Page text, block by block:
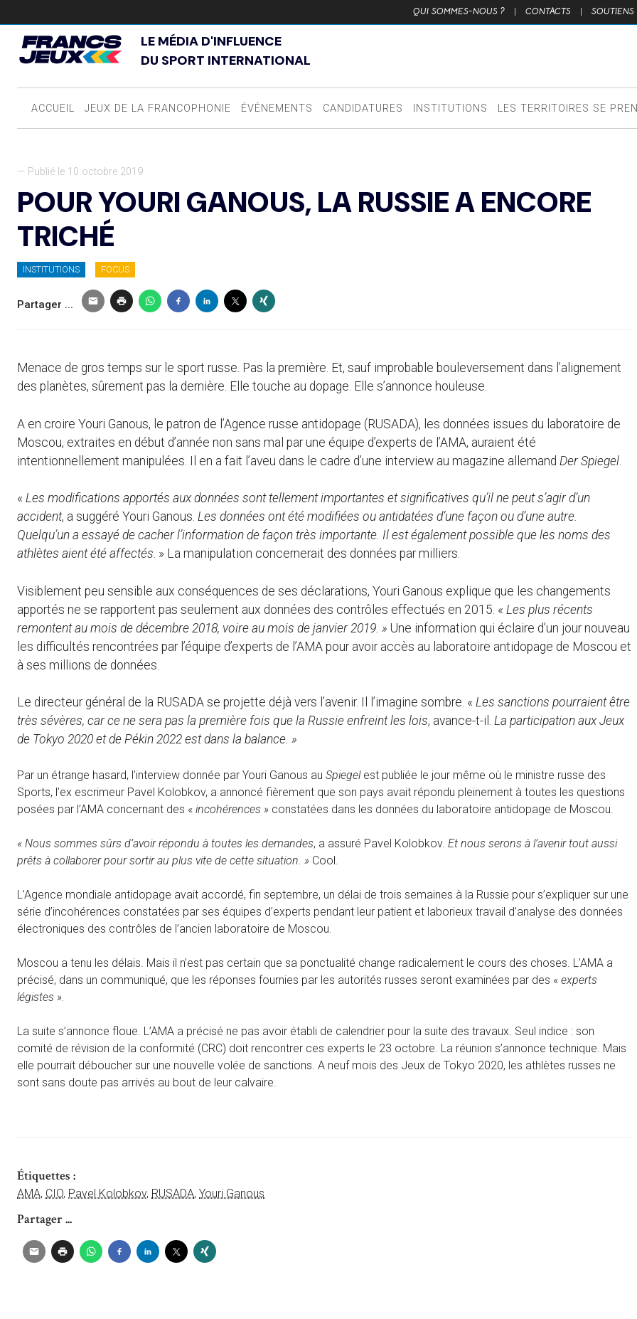
QUI SOMMES-NOUS ? | CONTACTS | SOUTIENS
LE MÉDIA D'INFLUENCE
DU SPORT INTERNATIONAL
ACCUEIL JEUX DE LA FRANCOPHONIE ÉVÉNEMENTS CANDIDATURES INSTITUTIONS LES TERRITOIRES SE
— Publié le 10 octobre 2019
POUR YOURI GANOUS, LA RUSSIE A ENCORE
TRICHÉ
INSTITUTIONS FOCUS
Partager ...
Menace de gros temps sur le sport russe. Pas la première. Et, sauf improbable bouleversement dans l’alignement
des planètes, sûrement pas la dernière. Elle touche au dopage. Elle s’annonce houleuse.
A en croire Youri Ganous, le patron de l’Agence russe antidopage (RUSADA), les données issues du laboratoire de
Moscou, extraites en début d’année non sans mal par une équipe d’experts de l’AMA, auraient été
intentionnellement manipulées. Il en a fait l’aveu dans le cadre d’une interview au magazine allemand Der Spiegel
« Les modifications apportés aux données sont tellement importantes et significatives qu’il ne peut s’agir d’un
accident, a suggéré Youri Ganous. Les données ont été modifiées ou antidatées d’une façon ou d’une autre.
Quelqu’un a essayé de cacher l’information de façon très importante. Il est également possible que les noms des
athlètes aient été affectés. » La manipulation concernerait des données par milliers.
Visiblement peu sensible aux conséquences de ses déclarations, Youri Ganous explique que les changements
apportés ne se rapportent pas seulement aux données des contrôles effectués en 2015. « Les plus récents
remontent au mois de décembre 2018, voire au mois de janvier 2019. » Une information qui éclaire d’un jour nouveau
les difficultés rencontrées par l’équipe d’experts de l’AMA pour avoir accès au laboratoire antidopage de Moscou et
à ses millions de données.
Le directeur général de la RUSADA se projette déjà vers l’avenir. Il l’imagine sombre. « Les sanctions pourraient être
très sévères, car ce ne sera pas la première fois que la Russie enfreint les lois, avance-t-il. La participation aux Jeux
de Tokyo 2020 et de Pékin 2022 est dans la balance. »
Par un étrange hasard, l’interview donnée par Youri Ganous au Spiegelest publiée le jour même où le ministre russe des
Sports, l’ex escrimeur Pavel Kolobkov, a annoncé fièrement que son pays avait répondu pleinement à toutes les questions
posées par l’AMA concernant des « incohérences » constatées dans les données du laboratoire antidopage de Moscou.
« Nous sommes sûrs d’avoir répondu à toutes les demandes, a assuré Pavel Kolobkov. Et nous serons à l’avenir tout aussi
prêts à collaborer pour sortir au plus vite de cette situation. » Cool.
L’Agence mondiale antidopage avait accordé, fin septembre, un délai de trois semaines à la Russie pour s’expliquer sur une
série d’incohérences constatées par ses équipes d’experts pendant leur patient et laborieux travail d’analyse des données
électroniques des contrôles de l’ancien laboratoire de Moscou.
Moscou a tenu les délais. Mais il n’est pas certain que sa ponctualité change radicalement le cours des choses. L’AMA a
précisé, dans un communiqué, que les réponses fournies par les autorités russes seront examinées par des « experts
légistes ».
La suite s’annonce floue. L’AMA a précisé ne pas avoir établi de calendrier pour la suite des travaux. Seul indice : son
comité de révision de la conformité (CRC) doit rencontrer ces experts le 23 octobre. La réunion s’annonce technique. Mais
elle pourrait déboucher sur une nouvelle volée de sanctions. A neuf mois des Jeux de Tokyo 2020, les athlètes russes ne
sont sans doute pas arrivés au bout de leur calvaire.
Étiquettes :
AMA, CIO, Pavel Kolobkov, RUSADA, Youri Ganous
Partager ...